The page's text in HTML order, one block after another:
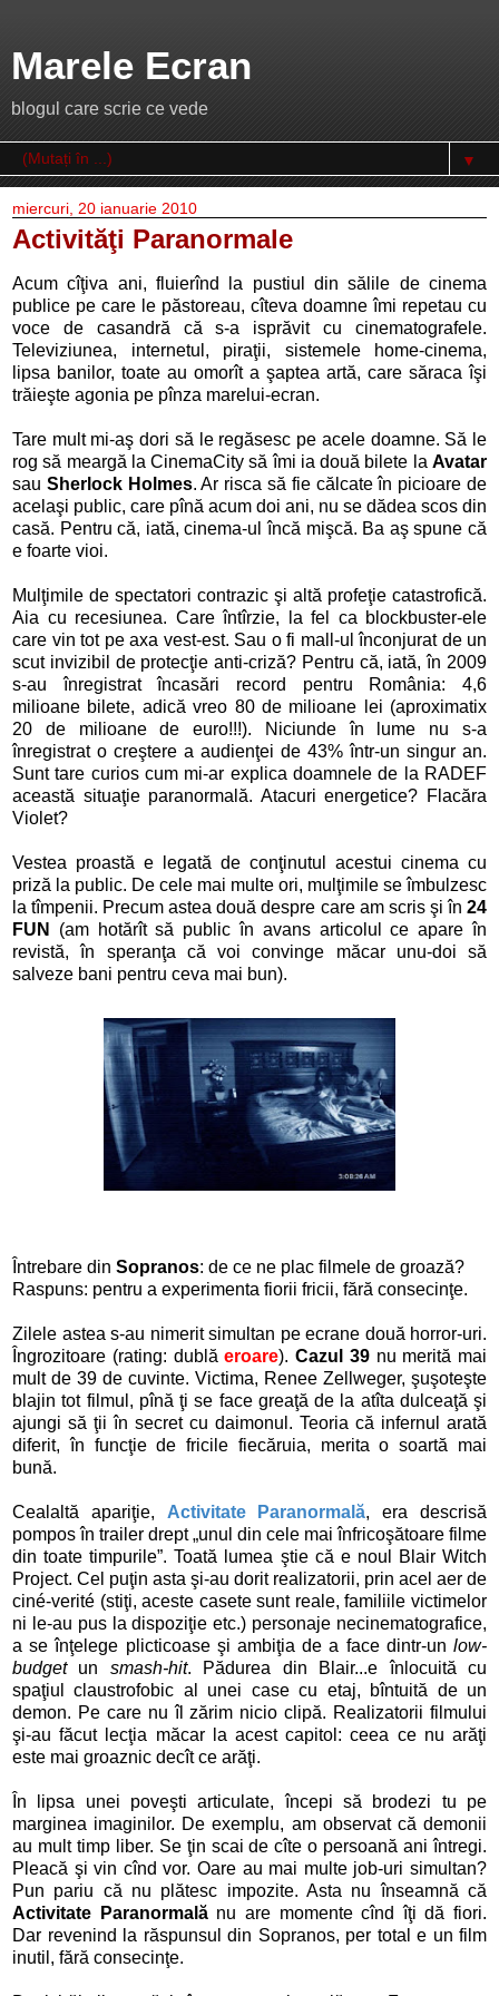
Marele Ecran
blogul care scrie ce vede
▼
miercuri, 20 ianuarie 2010
Activităţi Paranormale
Acum cîţiva ani, fluierînd la pustiul din sălile de cinema
publice pe care le păstoreau, cîteva doamne îmi repetau cu
voce de casandră că s-a isprăvit cu cinematografele.
Televiziunea, internetul, piraţii, sistemele home-cinema,
lipsa banilor, toate au omorît a şaptea artă, care săraca îşi
trăieşte agonia pe pînza marelui-ecran.
Tare mult mi-aş dori să le regăsesc pe acele doamne. Să le
rog să meargă la CinemaCity să îmi ia două bilete la Avatar
sau Sherlock Holmes. Ar risca să fie călcate în picioare de
acelaşi public, care pînă acum doi ani, nu se dădea scos din
casă. Pentru că, iată, cinema-ul încă mişcă. Ba aş spune că
e foarte vioi.
Mulţimile de spectatori contrazic şi altă profeţie catastrofică.
Aia cu recesiunea. Care întîrzie, la fel ca blockbuster-ele
care vin tot pe axa vest-est. Sau o fi mall-ul înconjurat de un
scut invizibil de protecţie anti-criză? Pentru că, iată, în 2009
s-au înregistrat încasări record pentru România: 4,6
milioane bilete, adică vreo 80 de milioane lei (aproximatix
20 de milioane de euro!!!). Niciunde în lume nu s-a
înregistrat o creştere a audienţei de 43% într-un singur an.
Sunt tare curios cum mi-ar explica doamnele de la RADEF
această situaţie paranormală. Atacuri energetice? Flacăra
Violet?
Vestea proastă e legată de conţinutul acestui cinema cu
priză la public. De cele mai multe ori, mulţimile se îmbulzesc
la tîmpenii. Precum astea două despre care am scris şi în 24
FUN
(am hotărît să public în avans articolul ce apare în
revistă, în speranţa că voi convinge măcar unu-doi să
salveze bani pentru ceva mai bun).
Întrebare din Sopranos: de ce ne plac filmele de groază?
Raspuns: pentru a experimenta fiorii fricii, fără consecinţe.
Zilele astea s-au nimerit simultan pe ecrane două horror-uri.
Îngrozitoare (rating: dublăeroare). Cazul 39 nu merită mai
mult de 39 de cuvinte. Victima, Renee Zellweger, şuşoteşte
blajin tot filmul, pînă ţi se face greaţă de la atîta dulceaţă şi
ajungi să ţii în secret cu daimonul. Teoria că infernul arată
diferit, în funcţie de fricile fiecăruia, merita o soartă mai
bună.
Cealaltă apariţie, Activitate Paranormală, era descrisă
pompos în trailer drept „unul din cele mai înfricoşătoare filme
din toate timpurile”. Toată lumea ştie că e noul Blair Witch
Project. Cel puţin asta şi-au dorit realizatorii, prin acel aer de
ciné-verité (stiţi, aceste casete sunt reale, familiile victimelor
ni le-au pus la dispoziţie etc.) personaje necinematografice,
a se înţelege plicticoase şi ambiţia de a face dintr-un low-
budget un smash-hit. Pădurea din Blair...e înlocuită cu
spaţiul claustrofobic al unei case cu etaj, bîntuită de un
demon. Pe care nu îl zărim nicio clipă. Realizatorii filmului
şi-au făcut lecţia măcar la acest capitol: ceea ce nu arăţi
este mai groaznic decît ce arăţi.
În lipsa unei poveşti articulate, începi să brodezi tu pe
marginea imaginilor. De exemplu, am observat că demonii
au mult timp liber. Se ţin scai de cîte o persoană ani întregi.
Pleacă şi vin cînd vor. Oare au mai multe job-uri simultan?
Pun pariu că nu plătesc impozite. Asta nu înseamnă că
Activitate Paranormală nu are momente cînd îţi dă fiori.
Dar revenind la răspunsul din Sopranos, per total e un film
inutil, fără consecinţe.